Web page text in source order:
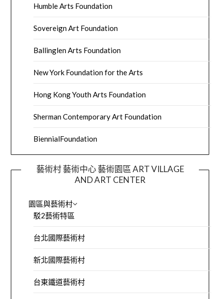
Humble Arts Foundation
Sovereign Art Foundation
Ballinglen Arts Foundation
New York Foundation for the Arts
Hong Kong Youth Arts Foundation
Sherman Contemporary Art Foundation
BiennialFoundation
藝術村 藝術中心 藝術園區 ART VILLAGE
AND ART CENTER
園區與藝術村
駁2藝術特區
台北國際藝術村
新北國際藝術村
台東鐵道藝術村